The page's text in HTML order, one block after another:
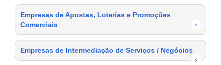
Empresas de Apostas, Loterias e Promoções
Comerciais
›
Empresas de Intermediação de Serviços / Negócios
›